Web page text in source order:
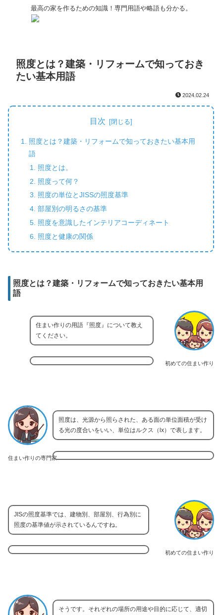
最高の家を作るための知識！専門用語や略語も分かる。
照度とは？建築・リフォームで知っておき
たい基本用語
2024.02.24
目次
照度とは？建築・リフォームで知っておきたい基本用
語
照度とは。
照度って何？
照度の単位とJISSの照度基準
部屋別の明るさの基準
照度を意識したインテリアコーディネート
照度と健康の関係
照度とは？建築・リフォームで知っておきたい基本用
語
初めての住まい作り
住まい作りの用語『照度』について教え
てください。
住まい作りの専門家
照度は、光源から照らされた、ある面の単位面積が受け
る光の度合いをいい、単位はルクス（lx）で表します。
初めての住まい作り
JISの照度基準では、建物別、部屋別、行為別に
照度の基準値が示されているんですね。
そうです。それぞれの場所の用途や目的に応じて、適切